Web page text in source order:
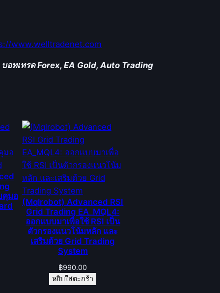
www.welltradenet.com
อทเทรด Forex, EA Gold, Auto Trading
คุมอ
(Mqlrobot) Advanced RSI
Grid Trading EA_MQL4:
ออกแบบมาเพื่อใช้ RSI เป็น
ตัวกรองแนวโน้มหลัก และ
เสริมด้วย Grid Trading
System
฿990.00
หยิบใส่ตะกร้า